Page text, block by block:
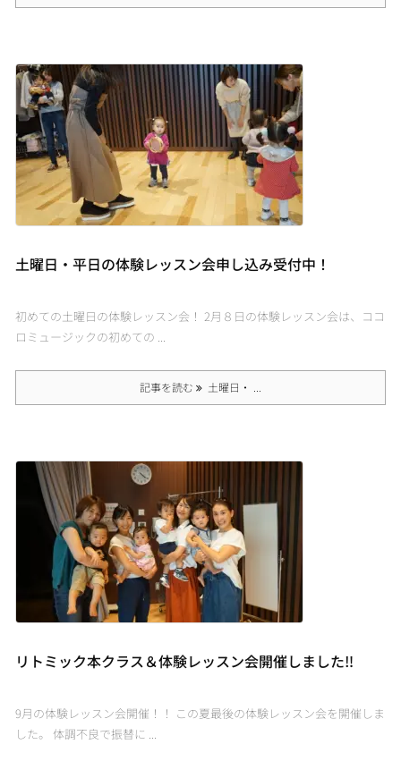
土曜日・平日の体験レッスン会申し込み受付中！
初めての土曜日の体験レッスン会！ 2月８日の体験レッスン会は、ココ
ロミュージックの初めての ...
記事を読む 土曜日・ ...
リトミック本クラス＆体験レッスン会開催しました‼
9月の体験レッスン会開催！！ この夏最後の体験レッスン会を開催しま
した。 体調不良で振替に ...